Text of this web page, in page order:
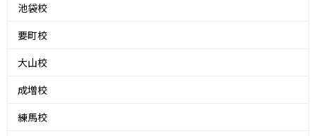
池袋校
要町校
大山校
成増校
練馬校